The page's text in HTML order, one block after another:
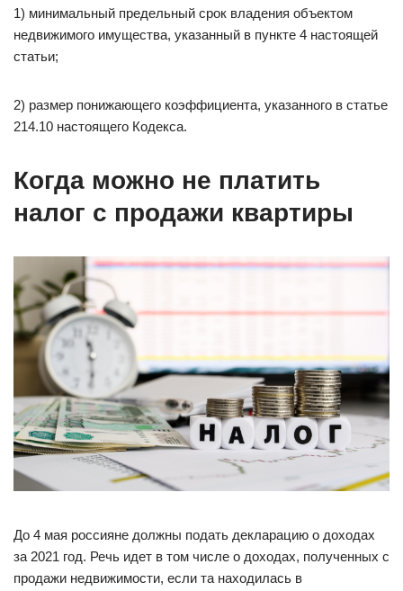
1) минимальный предельный срок владения объектом
недвижимого имущества, указанный в пункте 4 настоящей
статьи;
2) размер понижающего коэффициента, указанного в статье
214.10 настоящего Кодекса.
Когда можно не платить
налог с продажи квартиры
До 4 мая россияне должны подать декларацию о доходах
за 2021 год. Речь идет в том числе о доходах, полученных с
продажи недвижимости, если та находилась в